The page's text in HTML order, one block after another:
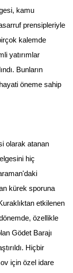
kamu
prensipleriyle
kalemde
yatırımlar
Bunların
öneme sahip
olarak atanan
hiç
kürek sporuna
etkilenen
özellikle
Gödet Barajı
Hiçbir
için özel idare